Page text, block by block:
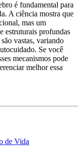
é fundamental para
A ciência mostra que
mas um
estruturais profundas
vastas, variando
Se você
mecanismos pode
melhor essa
de Vida